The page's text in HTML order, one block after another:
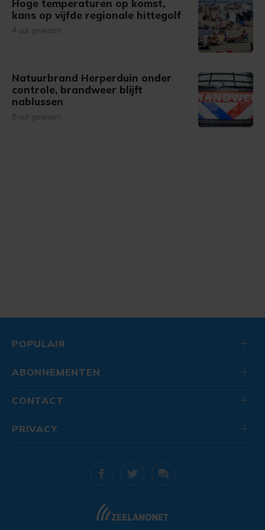
Hoge temperaturen op komst,
kans op vijfde regionale hittegolf
4 uur geleden
Natuurbrand Herperduin onder
controle, brandweer blijft
nablussen
8 uur geleden
POPULAIR
ABONNEMENTEN
CONTACT
PRIVACY